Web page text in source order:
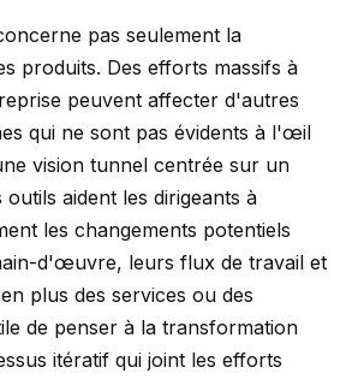
pas seulement la
produits. Des efforts massifs à
peuvent affecter d'autres
qui ne sont pas évidents à l'œil
vision tunnel centrée sur un
aident les dirigeants à
les changements potentiels
d'œuvre, leurs flux de travail et
plus des services ou des
de penser à la transformation
itératif qui joint les efforts